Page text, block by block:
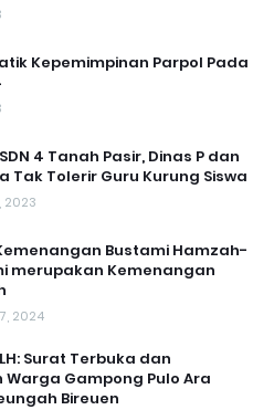
Kepemimpinan Parpol Pada
4 Tanah Pasir, Dinas P dan
Tak Tolerir Guru Kurung Siswa
2023
Bustami Hamzah-
merupakan Kemenangan
2024
Surat Terbuka dan
Gampong Pulo Ara
Bireuen